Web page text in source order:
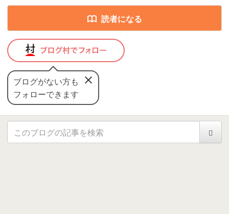
読者になる
ブログがない方も
フォローできます